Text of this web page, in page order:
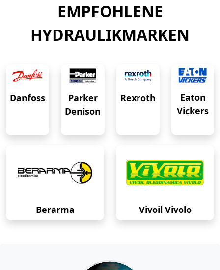
EMPFOHLENE
HYDRAULIKMARKEN
Danfoss
Parker
Denison
Rexroth
Eaton
Vickers
Berarma Vivoil Vivolo